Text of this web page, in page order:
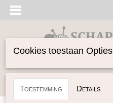
Inloggen Registreren
Cookies toestaan Opties
Toestemming Details